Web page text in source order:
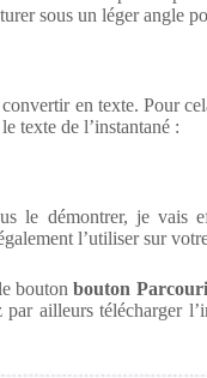
sous un léger angle
en texte. Pour
texte de l’instantané :
le démontrer, je vais
l’utiliser sur
boutonbouton
ailleurs télécharger